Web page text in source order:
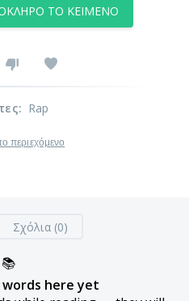
ΤΟ ΚΕΊΜΕΝΟ
: Rap
περιεχόμενο
Σχόλια (0)
📚
here yet